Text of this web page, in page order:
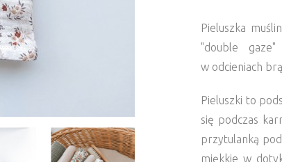
Pieluszka
"double
w odcieniach
Pieluszki to
się podczas
przytulanką
miękkie w